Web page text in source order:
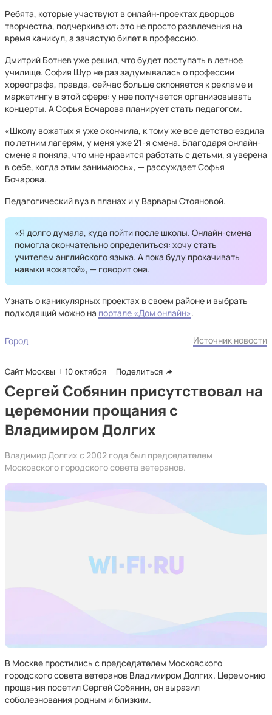
Ребята, которые участвуют в онлайн-проектах дворцов
творчества, подчеркивают: это не просто развлечения на
время каникул, а зачастую билет в профессию.
Дмитрий Ботнев уже решил, что будет поступать в летное
училище. София Шур не раз задумывалась о профессии
хореографа, правда, сейчас больше склоняется к рекламе и
маркетингу в этой сфере: у нее получается организовывать
концерты. А Софья Бочарова планирует стать педагогом.
«Школу вожатых я уже окончила, к тому же все детство ездила
по летним лагерям, у меня уже 21-я смена. Благодаря онлайн-
смене я поняла, что мне нравится работать с детьми, я уверена
в себе, когда этим занимаюсь», — рассуждает Софья
Бочарова.
Педагогический вуз в планах и у Варвары Стояновой.
«Я долго думала, куда пойти после школы. Онлайн-смена
помогла окончательно определиться: хочу стать
учителем английского языка. А пока буду прокачивать
навыки вожатой», — говорит она.
Узнать о каникулярных проектах в своем районе и выбрать
подходящий можно на портале «Дом онлайн».
Город Источник новости
Сайт Москвы 10 октября Поделиться
Сергей Собянин присутствовал на
церемонии прощания с
Владимиром Долгих
Владимир Долгих с 2002 года был председателем
Московского городского совета ветеранов.
В Москве простились с председателем Московского
городского совета ветеранов Владимиром Долгих. Церемонию
прощания посетил Сергей Собянин, он выразил
соболезнования родным и близким.